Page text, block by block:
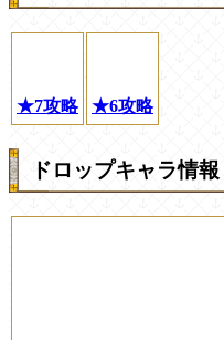
★7攻略 ★6攻略
ドロップキャラ情報